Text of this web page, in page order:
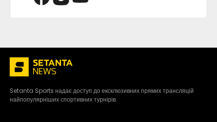
Setanta Sports надає доступ до ексклюзивних прямих трансляцій
найпопулярніших спортивних турнірів.